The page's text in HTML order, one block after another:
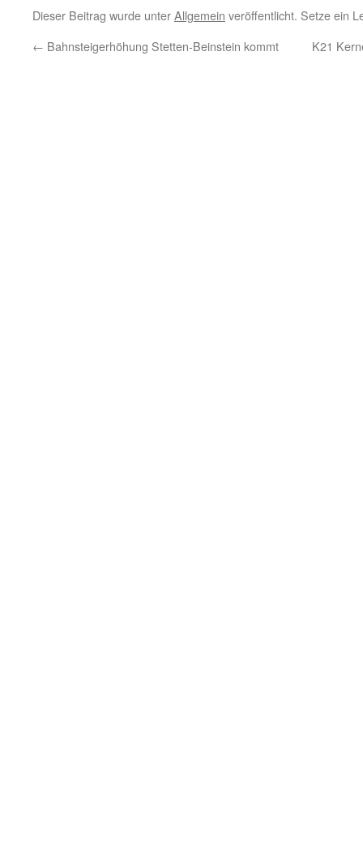
Dieser Beitrag wurde unterAllgemein veröffentlicht. Setze ein
← Bahnsteigerhöhung Stetten-Beinstein kommt K21